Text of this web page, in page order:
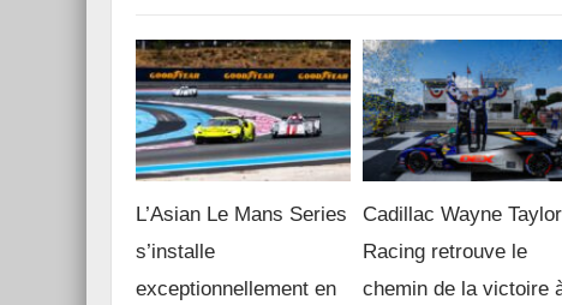
L’Asian Le Mans Series
s’installe
exceptionnellement en
Cadillac Wayne Taylor
Racing retrouve le
chemin de la victoire